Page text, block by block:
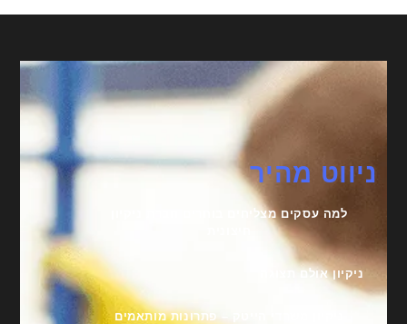
ניווט מהיר
למה עסקים מצליחים בוחרים חברת ניקיון
ניקיון אולם תצוגה
ניקיון משרדי הייטק – פתרונות מותאמים